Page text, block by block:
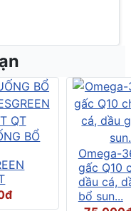
BỔ
Omega-
gấc Q10
dầu cá,
bổ sun...